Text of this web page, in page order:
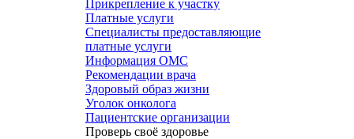
Прикрепление к участку
Платные услуги
Специалисты предоставляющие
платные услуги
Информация ОМС
Рекомендации врача
Здоровый образ жизни
Уголок онколога
Пациентские организации
Проверь своё здоровье